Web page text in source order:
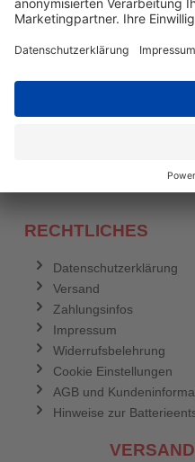
mehr
&
kostenlosen
Sie sich für den
RECHTLICHES
Datenschutzerklärung
Versand
Zahlungsinfos
Impressum
Widerrufsbelehrung
Cookie Einstellungen
AGB und
Hinweise zur